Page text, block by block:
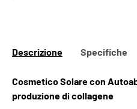
Descrizione Specifiche
Cosmetico Solare con
produzione di collagene